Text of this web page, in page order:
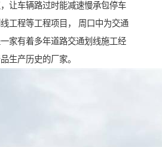
让车辆路过时能减速慢承包停车
工程等工程项目， 周口中为交通
家有着多年道路交通划线施工经
生产历史的厂家。